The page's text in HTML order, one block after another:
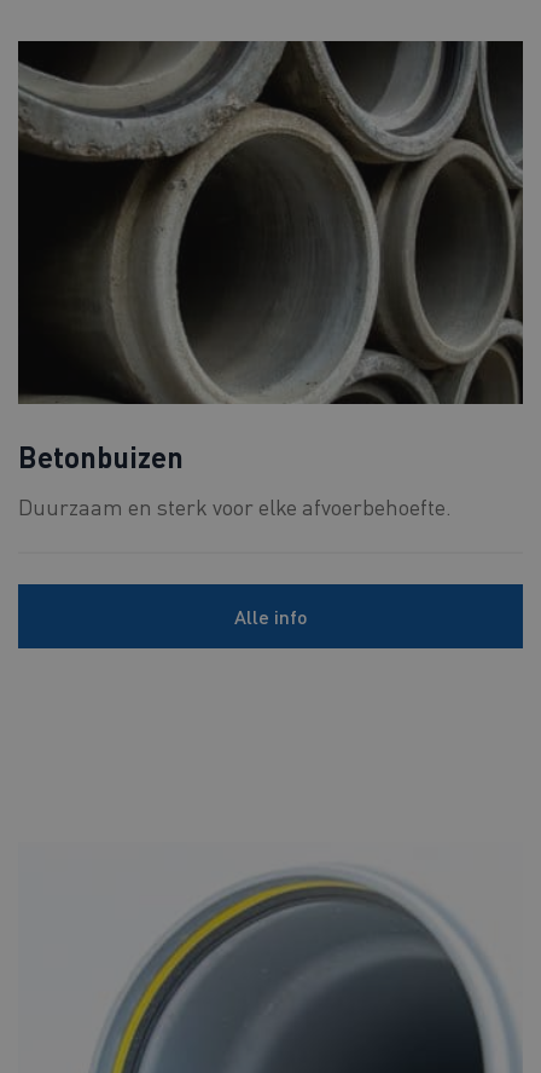
Betonbuizen
Duurzaam en sterk voor elke afvoerbehoefte.
Alle info